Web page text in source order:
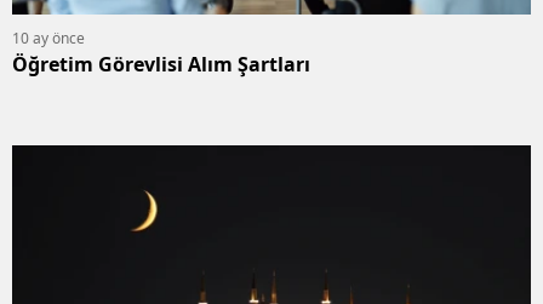
10 ay önce
Öğretim Görevlisi Alım Şartları